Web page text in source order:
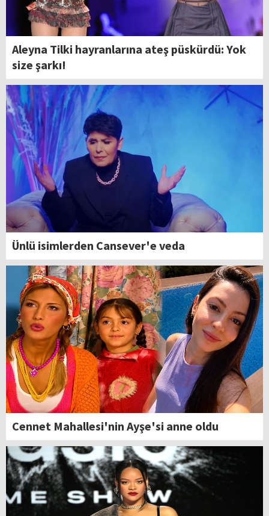
Aleyna Tilki hayranlarına ateş püskürdü: Yok
size şarkı!
Ünlü isimlerden Cansever'e veda
Cennet Mahallesi'nin Ayşe'si anne oldu